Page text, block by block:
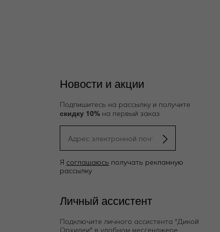
Новости и акции
Подпишитесь на рассылку и получите
скидку 10%на первый заказ
Я соглашаюсь получать рекламную
рассылку
Личный ассистент
Подключите личного ассистента "Дикой
Орхидеи" в удобном мессенджере